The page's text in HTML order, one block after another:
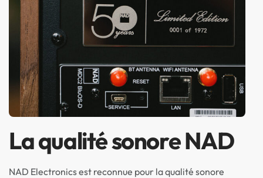
La qualité sonore NAD
NAD Electronics est reconnue pour la qualité sonore